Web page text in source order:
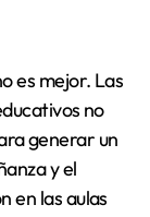
es mejor. Las
no
generar un
y el
en las aulas